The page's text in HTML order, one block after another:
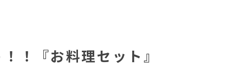
！『お料理セット』